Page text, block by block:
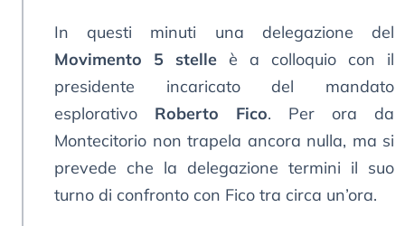
In questi minuti una delegazione del
Movimento 5 stelle è a colloquio con il
presidente incaricato del mandato
esplorativo Roberto Fico. Per ora da
Montecitorio non trapela ancora nulla, ma si
prevede che la delegazione termini il suo
turno di confronto con Fico tra circa un’ora.